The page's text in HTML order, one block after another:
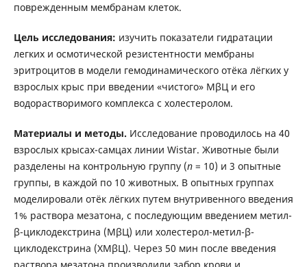
поврежденным мембранам клеток.
Цель исследования: изучить показатели гидратации
легких и осмотической резистентности мембраны
эритроцитов в модели гемодинамического отёка лёгких у
взрослых крыс при введении «чистого» МβЦ и его
водорастворимого комплекса с холестеролом.
Материалы и методы. Исследование проводилось на 40
взрослых крысах-самцах линии Wistar. Животные были
разделены на контрольную группу (n= 10) и 3 опытные
группы, в каждой по 10 животных. В опытных группах
моделировали отёк лёгких путем внутривенного введения
1% раствора мезатона, с последующим введением метил-
β-циклодекстрина (МβЦ) или холестерол-метил-β-
циклодекстрина (ХМβЦ). Через 50 мин после введения